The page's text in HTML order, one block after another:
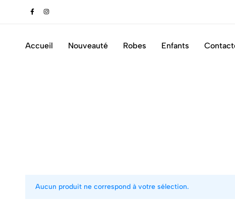
Accueil Nouveauté Robes Enfants
Aucun produit ne correspond à votre sélection.